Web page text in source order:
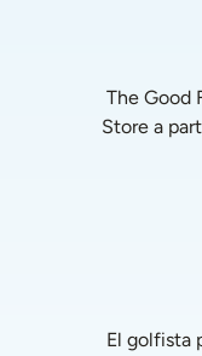
Store a